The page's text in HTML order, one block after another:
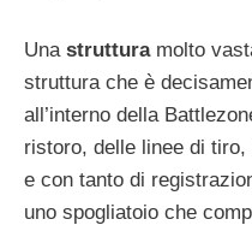
Una strutturamolto
struttura che è
all’interno della
ristoro, delle linee di
e con tanto di
uno spogliatoio che